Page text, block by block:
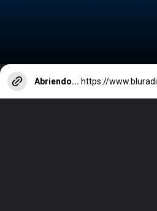
Abriendo... https://